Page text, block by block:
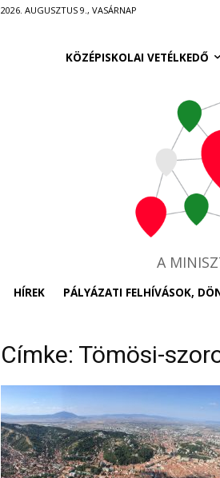
2026. AUGUSZTUS 9., VASÁRNAP
KÖZÉPISKOLAI VETÉLKEDŐ
A
HÍREK PÁLYÁZATI FELHÍVÁSOK,
Címke: Tömösi-